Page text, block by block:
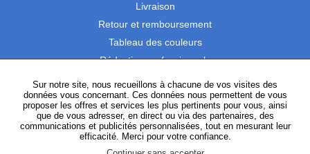
Livraison
Retour et remboursement
Tableau des couleurs
Réduction professionnels
Catalogues
Satisfaction Clients
SUIVEZ-NOUS
Sur notre site, nous recueillons à chacune de vos visites des
données vous concernant. Ces données nous permettent de vous
proposer les offres et services les plus pertinents pour vous, ainsi
que de vous adresser, en direct ou via des partenaires, des
communications et publicités personnalisées, tout en mesurant leur
efficacité. Merci pour votre confiance.